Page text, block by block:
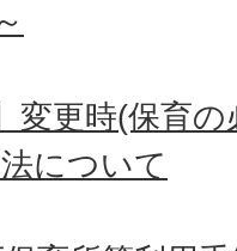
変更時(保育
について